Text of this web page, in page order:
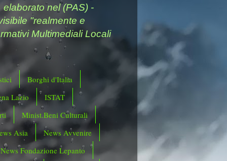
nel (PAS) -
"realmente e
Multimediali Locali
Borghi d'Italia
Lazio
ISTAT
Minist.Beni Culturali
Asia
News Avvenire
News Fondazione Lepanto